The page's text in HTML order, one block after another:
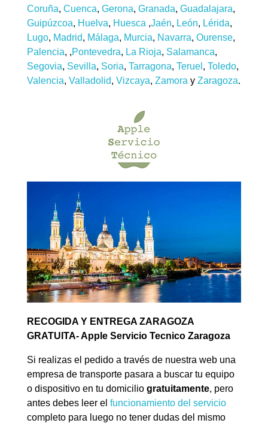
Coruña, Cuenca, Gerona, Granada, Guadalajara,
Guipúzcoa, Huelva, Huesca ,Jaén, León, Lérida,
Lugo, Madrid, Málaga, Murcia, Navarra, Ourense,
Palencia, ,Pontevedra, La Rioja, Salamanca,
Segovia, Sevilla, Soria, Tarragona, Teruel , Toledo,
Valencia, Valladolid, Vizcaya, Zamora y Zaragoza.
RECOGIDA Y ENTREGA ZARAGOZA
GRATUITA- Apple Servicio Tecnico Zaragoza
Si realizas el pedido a través de nuestra web una
empresa de transporte pasara a buscar tu equipo
o dispositivo en tu domicilio gratuitamente, pero
antes debes leer el funcionamiento del servicio
completo para luego no tener dudas del mismo